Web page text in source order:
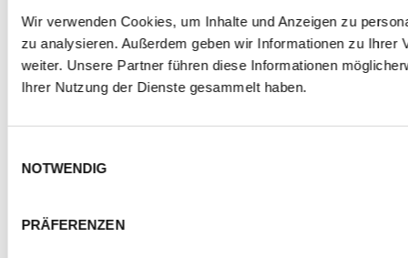
Wir verwenden Cookies, um Inhalte und Anzeigen zu
zu analysieren. Außerdem geben wir Informationen zu
weiter. Unsere Partner führen diese Informationen
Ihrer Nutzung der Dienste gesammelt haben.
NOTWENDIG
PRÄFERENZEN